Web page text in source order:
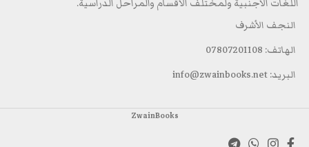
اللغات الأجنبية ولمختلف الأقسام والمراحل الدراسية.
النجف الأشرف
الهاتف: 07807201108
البريد: info@zwainbooks.net
ZwainBooks